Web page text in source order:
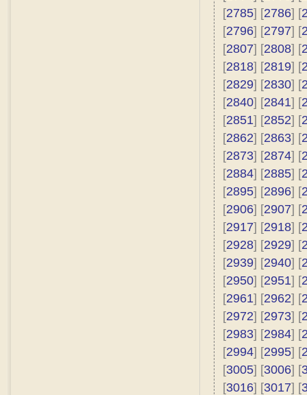
[2785] [2786] [
[2796] [2797] [
[2807] [2808] [
[2818] [2819] [
[2829] [2830] [
[2840] [2841] [
[2851] [2852] [
[2862] [2863] [
[2873] [2874] [
[2884] [2885] [
[2895] [2896] [
[2906] [2907] [
[2917] [2918] [
[2928] [2929] [
[2939] [2940] [
[2950] [2951] [
[2961] [2962] [
[2972] [2973] [
[2983] [2984] [
[2994] [2995] [
[3005] [3006] [
[3016] [3017] [